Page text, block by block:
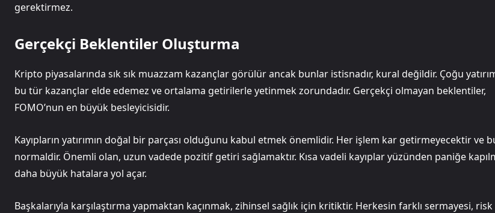
gerektirmez.
Gerçekçi Beklentiler Oluşturma
Kripto piyasalarında sık sık muazzam kazançlar görülür ancak bunlar istisnadır, kural değildir. Çoğu
bu tür kazançlar elde edemez ve ortalama getirilerle yetinmek zorundadır. Gerçekçi olmayan beklentiler,
FOMO’nun en büyük besleyicisidir.
Kayıpların yatırımın doğal bir parçası olduğunu kabul etmek önemlidir. Her işlem kar getirmeyecektir ve
normaldir. Önemli olan, uzun vadede pozitif getiri sağlamaktır. Kısa vadeli kayıplar yüzünden paniğe
daha büyük hatalara yol açar.
Başkalarıyla karşılaştırma yapmaktan kaçınmak, zihinsel sağlık için kritiktir. Herkesin farklı sermayesi, risk